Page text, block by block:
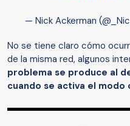
— Nick Ackerman
No se tiene claro cómo
de la misma red, algunos
problema se produce al
cuando se activa el